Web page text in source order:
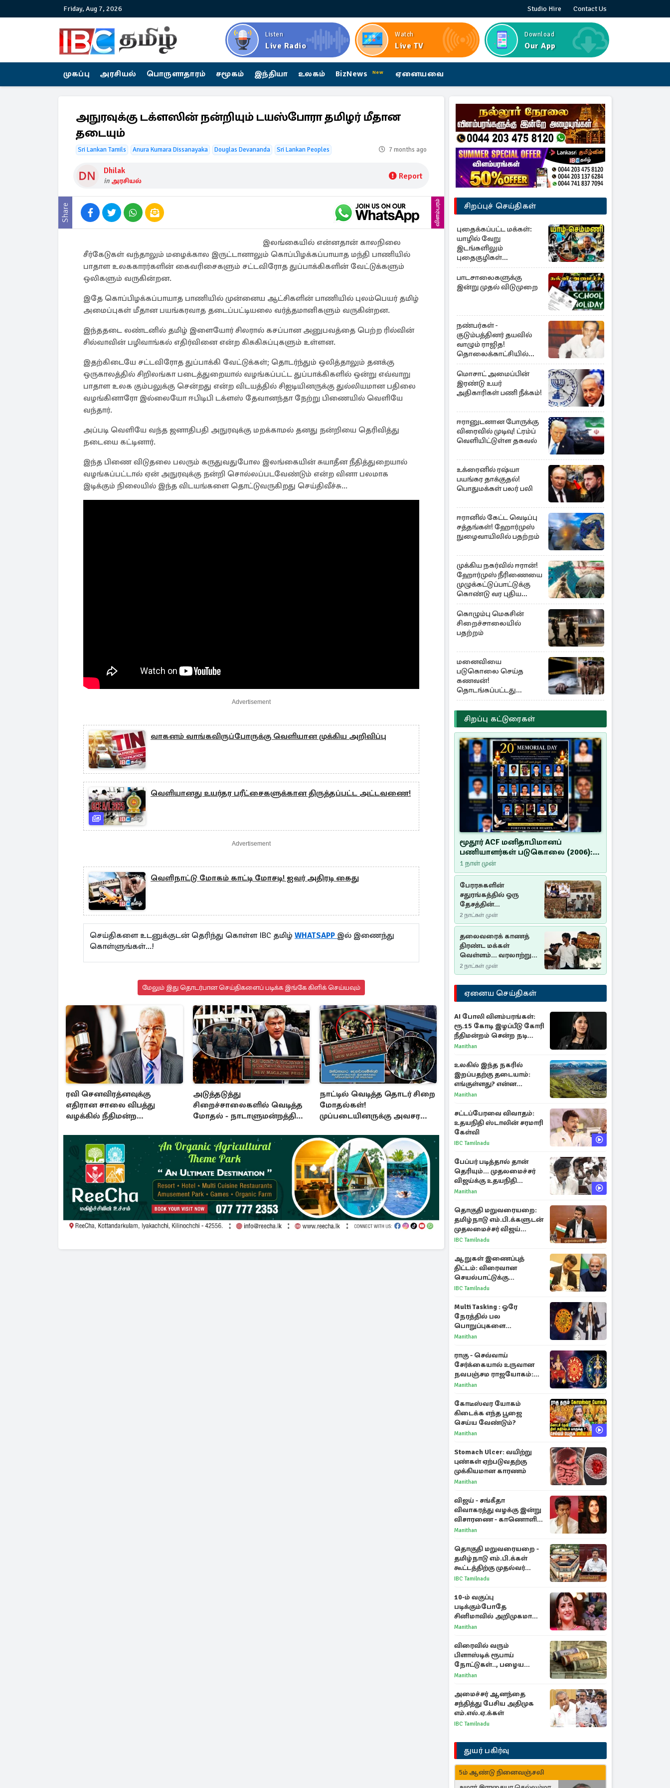
Friday, Aug 7, 2026 Studio Hire Contact Us
Listen
Live Radio
Watch
Live TV
Download
Our App
முகப்பு அரசியல் பொருளாதாரம் சமூகம் இந்தியா உலகம் BizNews New ஏனையவை
அநுரவுக்கு டக்ளஸின் நன்றியும் டயஸ்போரா தமிழர் மீதான
தடையும்
Sri Lankan Tamils Anura Kumara Dissanayaka Douglas Devananda Sri Lankan Peoples 7 months ago
Dhilak
in அரசியல் Report
Share விளம்பரம்
இலங்கையில் என்னதான் காலநிலை
சீர்கேடுகள் வந்தாலும் மழைக்கால இருட்டானாலும் கொப்பிழக்கப்பாயாத மந்தி பாணியில்
பாதாள உலககாரர்களின் கைவரிசைகளும் சட்டவிரோத துப்பாக்கிகளின் வேட்டுக்களும்
ஒலிகளும் வருகின்றன.
இதே கொப்பிழக்கப்பாயாத பாணியில் முன்னைய ஆட்சிகளின் பாணியில் புலம்பெயர் தமிழ்
அமைப்புகள் மீதான பயங்கரவாத தடைப்பட்டியலை வர்த்தமானிகளும் வருகின்றன.
இந்ததடை லண்டனில் தமிழ் இளையோர் சிலரால் கசப்பான அனுபவத்தை பெற்ற ரில்வின்
சில்வாவின் பழிவாங்கல் எதிர்வினை என்ற கிசுகிசுப்புகளும் உள்ளன.
இதற்கிடையே சட்டவிரோத துப்பாக்கி வேட்டுக்கள்; தொடர்ந்தும் ஒலித்தாலும் தனக்கு
ஒருகாலத்தில் சிறிலங்கா படைத்துறையால் வழங்கப்பட்ட துப்பாக்கிகளில் ஒன்று எவ்வாறு
பாதாள உலக கும்பலுக்கு சென்றது என்ற விடயத்தில் சிஐடியினருக்கு துல்லியமான பதிலை
வழங்கினாரோ இல்லையோ ஈபிடிபி டக்ளஸ் தேவானந்தா நேற்று பிணையில் வெளியே
வந்தார்.
அப்படி வெளியே வந்த ஜனாதிபதி அநுரவுக்கு மறக்காமல் தனது நன்றியை தெரிவித்து
நடையை கட்டினார்.
இந்த பிணை விடுதலை பலரும் கருதுவதுபோல இலங்கையின் சுயாதீன நீதித்துறையால்
வழங்கப்பட்டால் ஏன் அநுரவுக்கு நன்றி சொல்லப்படவேண்டும் என்ற வினா பலமாக
இடிக்கும் நிலையில் இந்த விடயங்களை தொட்டுவருகிறது செய்திவீச்சு...
Advertisement
வாகனம் வாங்கவிருப்போருக்கு வெளியான முக்கிய அறிவிப்பு
வெளியானது உயர்தர பரீட்சைகளுக்கான திருத்தப்பட்ட அட்டவணை!
Advertisement
வெளிநாட்டு மோகம் காட்டி மோசடி! ஐவர் அதிரடி கைது
செய்திகளை உடனுக்குடன் தெரிந்து கொள்ள IBC தமிழ் WHATSAPP இல் இணைந்து
கொள்ளுங்கள்...!
மேலும் இது தொடர்பான செய்திகளைப் படிக்க இங்கே கிளிக் செய்யவும்
ரவி செனவிரத்னவுக்கு
எதிரான சாலை விபத்து
வழக்கில் நீதிமன்ற
அடுத்தடுத்து
சிறைச்சாலைகளில் வெடித்த
மோதல் - நாடாளுமன்றத்தில்
நாட்டில் வெடித்த தொடர் சிறை
மோதல்கள்!
முப்படையினருக்கு அவசர
சிறப்புச் செய்திகள்
புதைக்கப்பட்ட மக்கள்:
யாழில் வேறு
இடங்களிலும்
புதைகுழிகள்
இருக்கலாம்..!
எழுமாற்றாக அகழ்வு
பாடசாலைகளுக்கு
இன்று முதல் விடுமுறை
நண்பர்கள் -
குடும்பத்தினர் தயவில்
வாழும் ராஜித!
தொலைக்காட்சியில்
குமுறல்
மொசாட் அமைப்பின்
இரண்டு உயர்
அதிகாரிகள் பணி நீக்கம்!
ஈரானுடனான போருக்கு
விரைவில் முடிவு! ட்ரம்ப்
வெளியிட்டுள்ள தகவல்
உக்ரைனில் ரஷ்யா
பயங்கர தாக்குதல்!
பொதுமக்கள் பலர் பலி
ஈரானில் கேட்ட வெடிப்பு
சத்தங்கள்! ஹோர்முஸ்
நுழைவாயிலில் பதற்றம்
முக்கிய நகர்வில் ஈரான்!
ஹோர்முஸ் நீரிணையை
முழுக்கட்டுப்பாட்டுக்கு
கொண்டு வர புதிய
சட்டமூலம்
கொழும்பு மெகசின்
சிறைச்சாலையில்
பதற்றம்
மனைவியை
படுகொலை செய்த
கணவன்!
தொடங்கப்பட்டது
விசாரணை
சிறப்பு கட்டுரைகள்
மூதூர் ACF மனிதாபிமானப்
பணியாளர்கள் படுகொலை (2006):
20 ஆண்டுகளாகியும் நீதி
மறுக்கப்பட்ட மனிதாபிமானப்
பேரவலம்
1 நாள் முன்
பேரரசுகளின்
சதுரங்கத்தில் ஒரு
தேசத்தின்
தீர்க்கதரிசனம் :
சுதுமலை பிரகடனம்
ஒரு வரலாற்றுப் பாடம்
2 நாட்கள் முன்
தலைவரைக் காணத்
திரண்ட மக்கள்
வெள்ளம்... வரலாற்றுச்
சிறப்புமிக்க சுதுமலைப்
பிரகடனம்…
2 நாட்கள் முன்
ஏனைய செய்திகள்
AI போலி விளம்பரங்கள்:
ரூ.15 கோடி இழப்பீடு கோரி
நீதிமன்றம் சென்ற நடிகை
ஸ்ருதி ஹாசன்!
Manithan
உலகில் இந்த நகரில்
இறப்பதற்கு தடையாம்:
எங்குள்ளது? என்ன
காரணம் தெரியுமா?
Manithan
சட்டப்பேரவை விவாதம்:
உதயநிதி ஸ்டாலின் சரமாரி
கேள்வி
IBC Tamilnadu
பேப்பர் படித்தால் தான்
தெரியும்... முதலமைச்சர்
விஜய்க்கு உதயநிதி
ஸ்டாலின் பதிலடி
Manithan
தொகுதி மறுவரையறை:
தமிழ்நாடு எம்.பி.க்களுடன்
முதலமைச்சர் விஜய்
ஆலோசனை
IBC Tamilnadu
ஆறுகள் இணைப்புத்
திட்டம்: விரைவான
செயல்பாட்டுக்கு
பிரதமருக்கு முதலமைச்சர்
IBC Tamilnadu
Multi Tasking : ஒரே
நேரத்தில் பல
பொறுப்புகளை
கையாளும் டாப் 3 ராசிகள்!
Manithan
ராகு - செவ்வாய்
சேர்க்கையால் உருவான
நவபஞ்சம ராஜயோகம்:
அதிர்ஷ்டம் பெறும் 3
Manithan
கோடீஸ்வர யோகம்
கிடைக்க எந்த பூஜை
செய்ய வேண்டும்?
Manithan
Stomach Ulcer: வயிற்று
புண்கள் ஏற்படுவதற்கு
முக்கியமான காரணம்
Manithan
விஜய் - சங்கீதா
விவாகரத்து வழக்கு இன்று
விசாரணை - காணொளி
மூலம் ஆஜராக வாய்ப்பு
Manithan
தொகுதி மறுவரையறை -
தமிழ்நாடு எம்.பி.க்கள்
கூட்டத்திற்கு முதல்வர்
விஜய் அழைப்பு
IBC Tamilnadu
10-ம் வகுப்பு
படிக்கும்போதே
சினிமாவில் அறிமுகமான
த்ரிஷா! உண்மையை
காந்தி
Manithan
விரைவில் வரும்
பிளாஸ்டிக் ரூபாய்
நோட்டுகள்.., பழைய
காகித நோட்டுகள்
Manithan
அமைச்சர் ஆனந்தை
சந்தித்து பேசிய அதிமுக
எம்.எல்.ஏ.க்கள்
IBC Tamilnadu
துயர் பகிர்வு
5ம் ஆண்டு நினைவஞ்சலி